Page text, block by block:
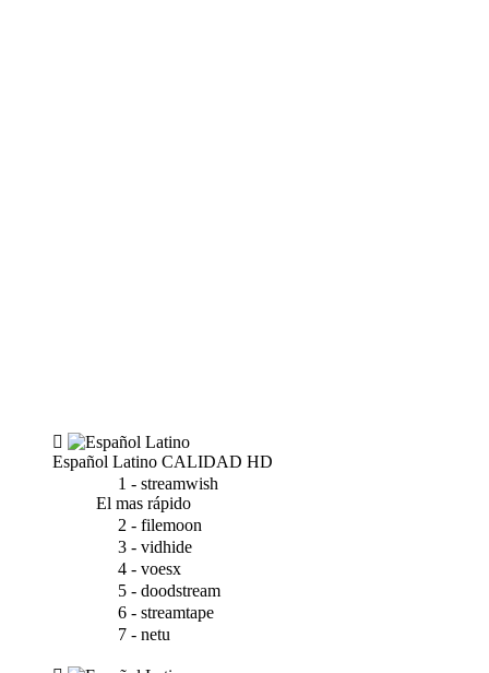
Español Latino CALIDAD HD
1 - streamwish
El mas rápido
2 - filemoon
3 - vidhide
4 - voesx
5 - doodstream
6 - streamtape
7 - netu